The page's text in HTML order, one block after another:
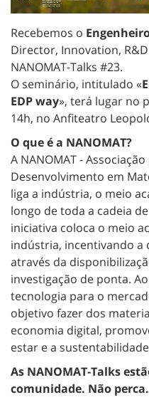
Recebemos o
Director, Innovation,
NANOMAT-Talks #23.
O seminário, intitulado «
EDP way», terá lugar no
14h, no Anfiteatro
O que é a NANOMAT?
A NANOMAT -
Desenvolvimento em
liga a indústria, o meio
longo de toda a cadeia
iniciativa coloca o meio
indústria, incentivando a
através da
investigação de ponta.
tecnologia para o
objetivo fazer dos
economia digital,
estar e a
As NANOMAT-Talks
comunidade. Não perca.